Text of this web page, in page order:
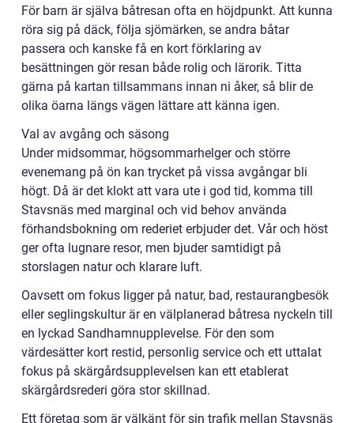
För barn är själva båtresan ofta en höjdpunkt. Att kunna
röra sig på däck, följa sjömärken, se andra båtar
passera och kanske få en kort förklaring av
besättningen gör resan både rolig och lärorik. Titta
gärna på kartan tillsammans innan ni åker, så blir de
olika öarna längs vägen lättare att känna igen.
Val av avgång och säsong
Under midsommar, högsommarhelger och större
evenemang på ön kan trycket på vissa avgångar bli
högt. Då är det klokt att vara ute i god tid, komma till
Stavsnäs med marginal och vid behov använda
förhandsbokning om rederiet erbjuder det. Vår och höst
ger ofta lugnare resor, men bjuder samtidigt på
storslagen natur och klarare luft.
Oavsett om fokus ligger på natur, bad, restaurangbesök
eller seglingskultur är en välplanerad båtresa nyckeln till
en lyckad Sandhamnupplevelse. För den som
värdesätter kort restid, personlig service och ett uttalat
fokus på skärgårdsupplevelsen kan ett etablerat
skärgårdsrederi göra stor skillnad.
Ett företag som är välkänt för sin trafik mellan Stavsnäs